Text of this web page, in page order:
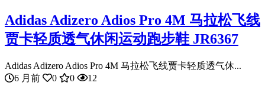
Adidas Adizero Adios Pro 4M 马拉松飞线
贾卡轻质透气休闲运动跑步鞋 JR6367
Adidas Adizero Adios Pro 4M 马拉松飞线贾卡轻质透气休...
6 月前
0 0 12